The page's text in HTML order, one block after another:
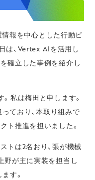
情報を中心とした行動ビ
は、Vertex AIを活用し
確立した事例を紹介し
私は梅田と申します。
ており、本取り組みで
ト推進を担いました。
トは2名おり、張が機械
野が主に実装を担当し
す。